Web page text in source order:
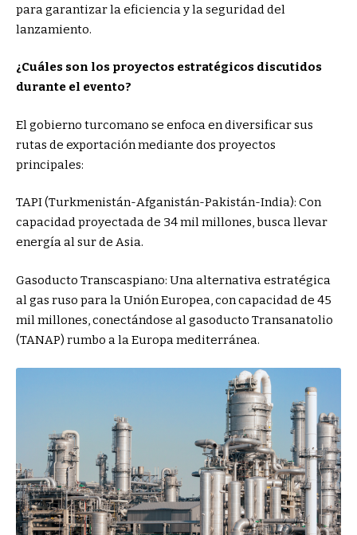
para garantizar la eficiencia y la seguridad del
lanzamiento.
¿Cuáles son los proyectos estratégicos discutidos
durante el evento?
El gobierno turcomano se enfoca en diversificar sus
rutas de exportación mediante dos proyectos
principales:
TAPI (Turkmenistán-Afganistán-Pakistán-India): Con
capacidad proyectada de 34 mil millones, busca llevar
energía al sur de Asia.
Gasoducto Transcaspiano: Una alternativa estratégica
al gas ruso para la Unión Europea, con capacidad de 45
mil millones, conectándose al gasoducto Transanatolio
(TANAP) rumbo a la Europa mediterránea.